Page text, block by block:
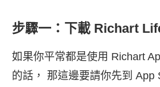
步驟一：下載 Richart
如果你平常都是使用 Richart
的話， 那這邊要請你先到 App